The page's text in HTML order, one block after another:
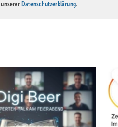
Einfach machen. Aus
Datenschutzerklärung.